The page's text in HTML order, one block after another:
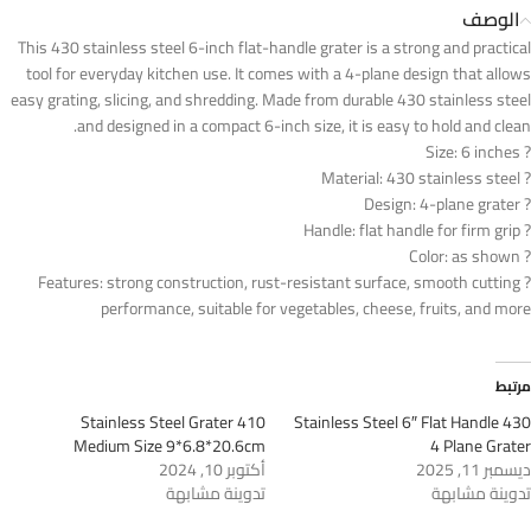
الوصف
This 430 stainless steel 6-inch flat-handle grater is a strong and practical
tool for everyday kitchen use. It comes with a 4-plane design that allows
easy grating, slicing, and shredding. Made from durable 430 stainless steel
and designed in a compact 6-inch size, it is easy to hold and clean.
? Size: 6 inches
? Material: 430 stainless steel
? Design: 4-plane grater
? Handle: flat handle for firm grip
? Color: as shown
? Features: strong construction, rust-resistant surface, smooth cutting
performance, suitable for vegetables, cheese, fruits, and more
مرتبط
430 Stainless Steel 6″ Flat Handle
4 Plane Grater
ديسمبر 11, 2025
تدوينة مشابهة
410 Stainless Steel Grater
Medium Size 9*6.8*20.6cm
أكتوبر 10, 2024
تدوينة مشابهة